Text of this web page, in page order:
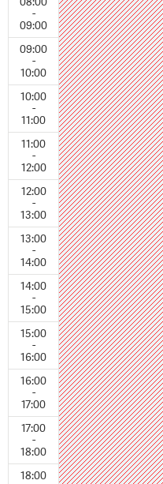
-
09:00
09:00
-
10:00
10:00
-
11:00
11:00
-
12:00
12:00
-
13:00
13:00
-
14:00
14:00
-
15:00
15:00
-
16:00
16:00
-
17:00
17:00
-
18:00
18:00